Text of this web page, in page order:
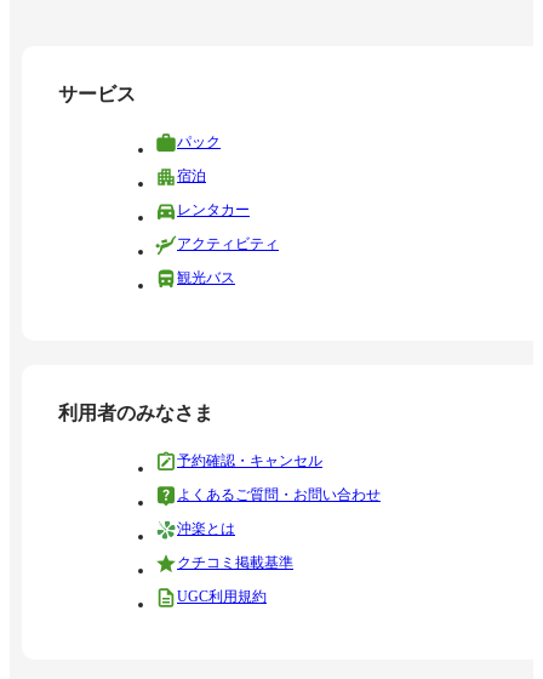
サービス
パック
宿泊
レンタカー
アクティビティ
観光バス
利用者のみなさま
予約確認・キャンセル
よくあるご質問・お問い合わせ
沖楽とは
クチコミ掲載基準
UGC利用規約